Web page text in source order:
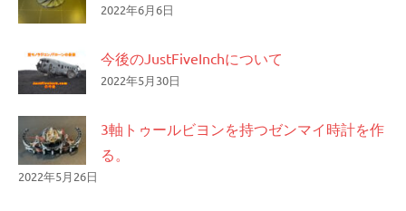
2022年6月6日
今後のJustFiveInchについて
2022年5月30日
3軸トゥールビヨンを持つゼンマイ時計を作
る。
2022年5月26日